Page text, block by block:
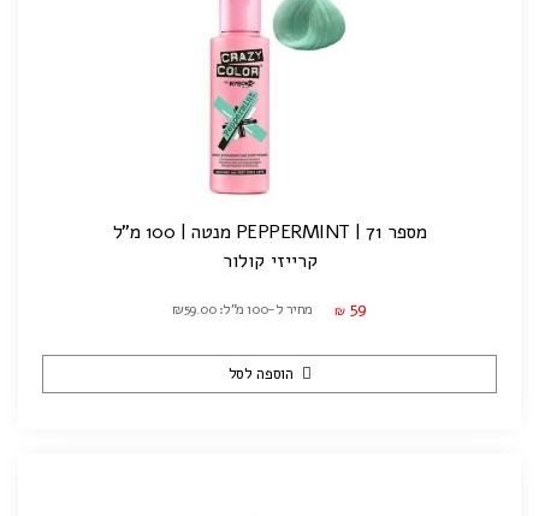
מספר 71 | PEPPERMINT מנטה | 100 מ"ל
קרייזי קולור
₪ 59 מחיר ל-100 מ"ל: ₪59.00
הוספה לסל